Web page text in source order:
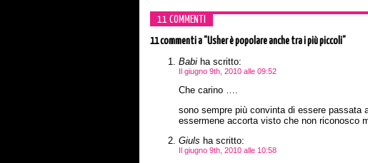
11 COMMENTI
11 commentia “Usher è popolare anche tra i più piccoli”
Babiha scritto:
Il giugno 9th, 2010 alle 09:52
Che carino ….
sono sempre più convinta di essere passata
essermene accorta visto che non riconosco
Giuls ha scritto:
Il giugno 9th, 2010 alle 10:58